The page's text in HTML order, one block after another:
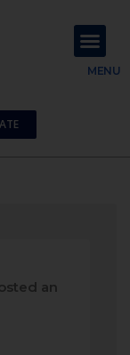
MENU
an